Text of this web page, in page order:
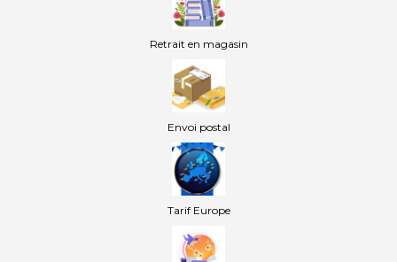
Retrait en magasin
Envoi postal
Tarif Europe